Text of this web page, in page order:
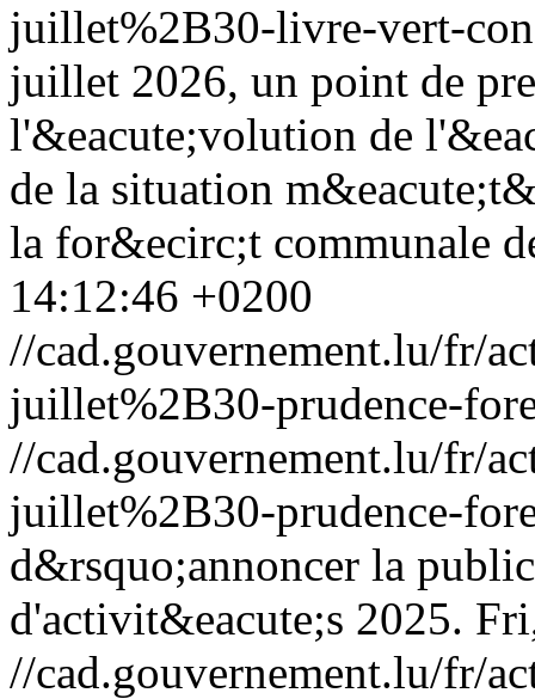
juillet%2B30-livre-vert-
juillet 2026, un point de
l'&eacute;volution de
de la situation
la for&ecirc;t communale
14:12:46 +0200
//cad.gouvernement.lu/fr/
juillet%2B30-prudence-
//cad.gouvernement.lu/fr/
juillet%2B30-prudence-
d&rsquo;annoncer la
d'activit&eacute;s 2025.
//cad.gouvernement.lu/fr/